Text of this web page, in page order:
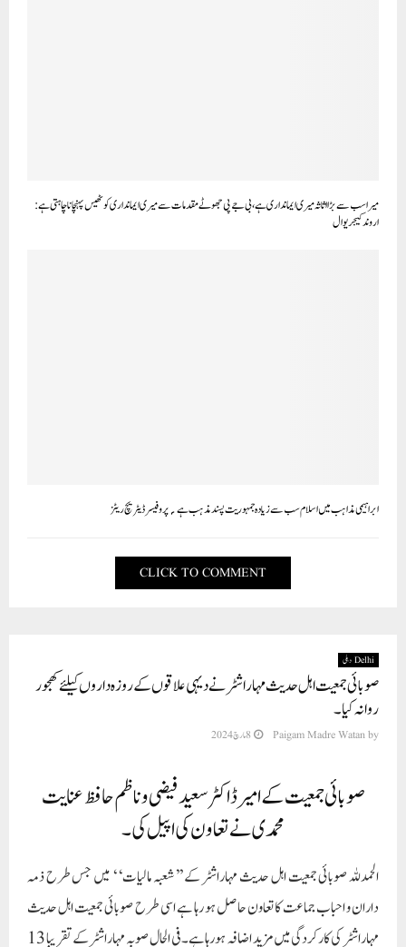
میرا سب سے بڑا اثاثہ میری ایمانداری ہے، بی جے پی جھوٹے مقدمات سے میری ایمانداری کو ٹھیس پہنچانا چاہتی ہے:
اروند کیجریوال
ابراہیمی مذاہب میں اسلام سب سے زیادہ جمہوریت پسند مذہب ہے؍پروفیسرڈیٹریچ ریٹز
CLICK TO COMMENT
Delhi دہلی
صوبائی جمعیت اہل حدیث مہاراشٹر نے دیہی علاقوں کے روزہ داروں کیلئے کھجور
روانہ کیا۔
by
Paigam Madre Watan 8 مارچ 2024
صوبائی جمعیت کے امیرڈاکٹر سعیدفیضی وناظم حافظ عنایت
محمدی نے تعاون کی اپیل کی ۔
الحمدللہ صوبائی جمعیت اہل حدیث مہاراشٹر کے ’’شعبہ مالیات ‘ ‘ میں جس طرح ذمہ
داران و احباب جماعت کاتعاون حاصل ہو رہا ہے اسی طرح صوبائی جمعیت اہل حدیث
مہاراشٹر کی کارکردگی میں مزید اضافہ ہورہا ہے۔فی الحال صوبہ مہاراشٹر کے تقریبا 13